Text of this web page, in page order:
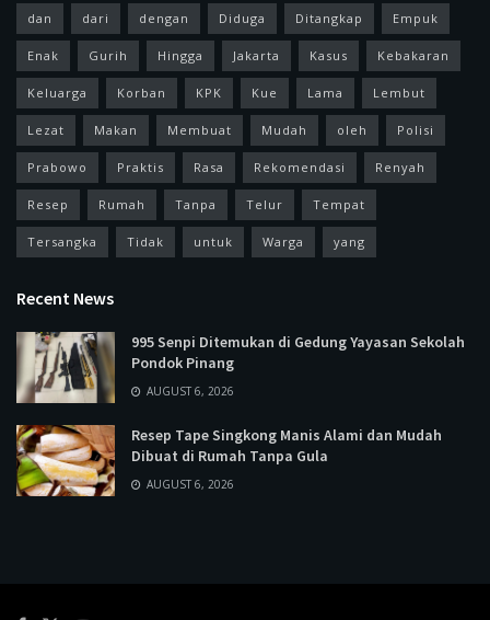
dan dari dengan Diduga Ditangkap Empuk
Enak Gurih Hingga Jakarta Kasus Kebakaran
Keluarga Korban KPK Kue Lama Lembut
Lezat Makan Membuat Mudah oleh Polisi
Prabowo Praktis Rasa Rekomendasi Renyah
Resep Rumah Tanpa Telur Tempat
Tersangka Tidak untuk Warga yang
Recent News
995 Senpi Ditemukan di Gedung Yayasan Sekolah
Pondok Pinang
AUGUST 6, 2026
Resep Tape Singkong Manis Alami dan Mudah
Dibuat di Rumah Tanpa Gula
AUGUST 6, 2026